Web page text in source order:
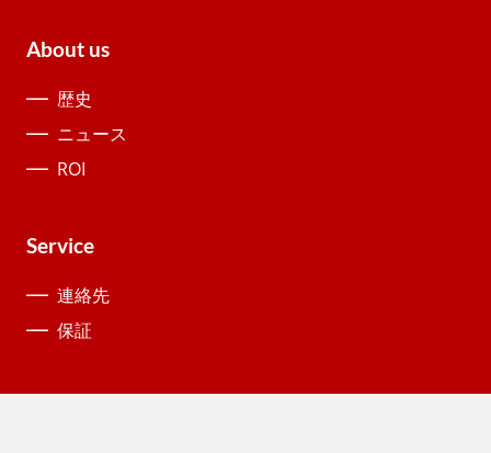
About us
歴史
ニュース
ROI
Service
連絡先
保証